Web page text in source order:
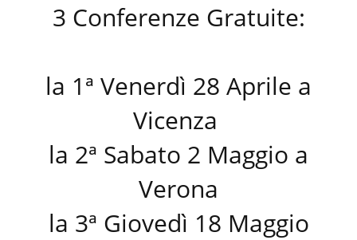
3 Conferenze Gratuite:
la 1ª Venerdì 28 Aprile a
Vicenza
la 2ª Sabato 2 Maggio a
Verona
la 3ª Giovedì 18 Maggio